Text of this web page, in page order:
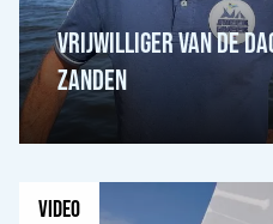
VRIJWILLIGER VAN DE
ZANDEN
Ga naar Dagverslag Dinsdag
VIDEO